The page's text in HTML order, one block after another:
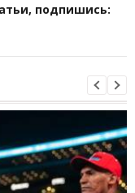
подпишись: